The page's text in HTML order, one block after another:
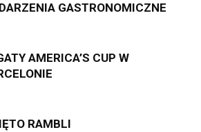
GASTRONOMICZNE
AMERICA’S CUP W
RAMBLI